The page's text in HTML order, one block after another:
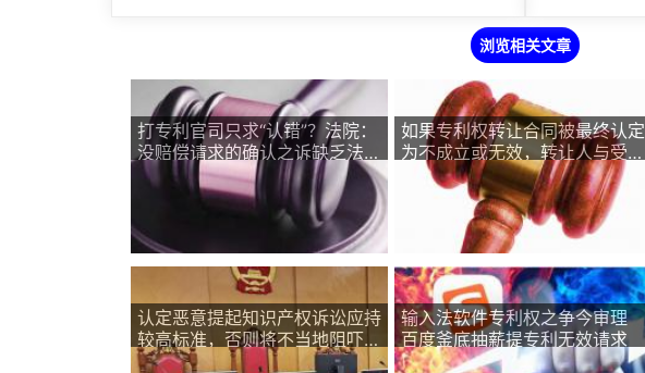
浏览相关文章
打专利官司只求“认错”？法院：
没赔偿请求的确认之诉缺乏法律
必要性
如果专利权转让合同被最终认定
为不成立或无效，转让人与受让
人之间不发生专利权变动法律后
认定恶意提起知识产权诉讼应持
较高标准，否则将不当地阻吓权
利人维护其知识产权
输入法软件专利权之争今审理
百度釜底抽薪提专利无效请求